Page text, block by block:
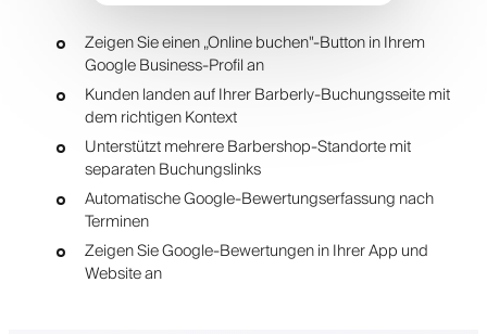
Zeigen Sie einen „Online buchen"-Button in Ihrem
Google Business-Profil an
Kunden landen auf Ihrer Barberly-Buchungsseite mit
dem richtigen Kontext
Unterstützt mehrere Barbershop-Standorte mit
separaten Buchungslinks
Automatische Google-Bewertungserfassung nach
Terminen
Zeigen Sie Google-Bewertungen in Ihrer App und
Website an